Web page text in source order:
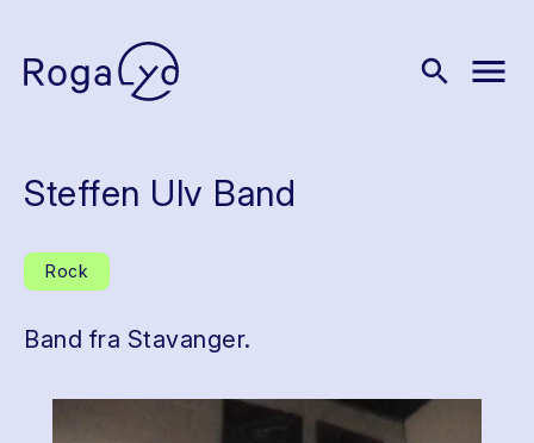
search menu
Steffen Ulv Band
Rock
Band fra Stavanger.